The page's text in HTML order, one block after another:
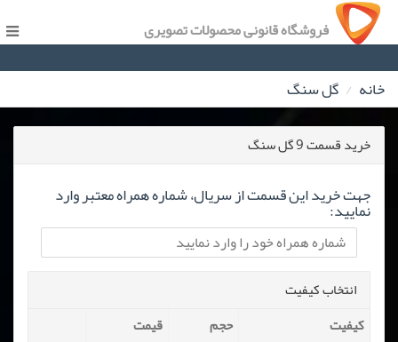
فروشگاه قانونی محصولات تصویری
خانه گل سنگ
خرید قسمت 9 گل سنگ
جهت خرید این قسمت از سریال، شماره همراه معتبر وارد
نمایید:
انتخاب کیفیت
کیفیت
حجم
قیمت